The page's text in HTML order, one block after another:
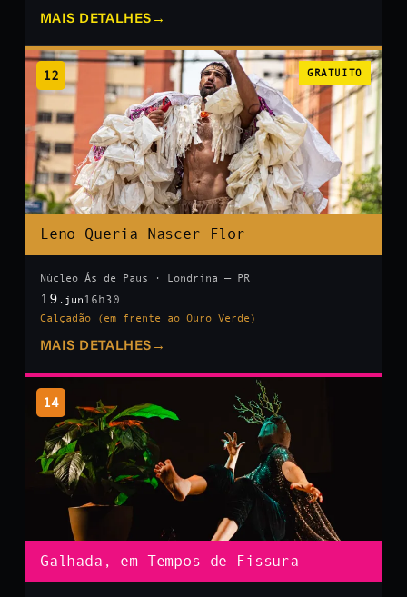
MAIS DETALHES →
12 GRATUITO
Leno Queria Nascer Flor
Núcleo Ás de Paus · Londrina — PR
19 .jun 16h30
Calçadão (em frente ao Ouro Verde)
MAIS DETALHES →
14
Galhada, em Tempos de Fissura